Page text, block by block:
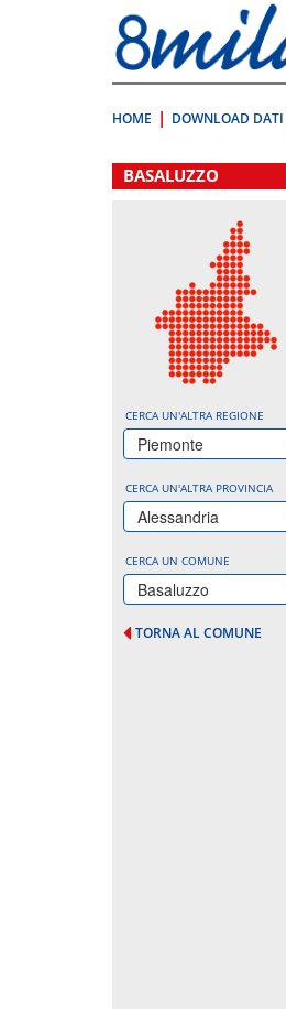
direttamente
a:
Contenuto
HOME DOWNLOAD DATI
.
BASALUZZO
CERCA UN'ALTRA REGIONE
Piemonte
CERCA UN'ALTRA PROVINCIA
Alessandria
CERCA UN COMUNE
Basaluzzo
TORNA AL COMUNE